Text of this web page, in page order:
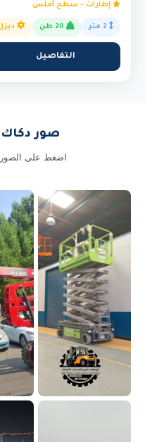
إطارات - سطح أملس
التفاصيل
صور دكاك
اضغط على